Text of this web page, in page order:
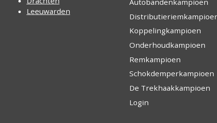
Leeuwarden
Autobandenkampioen
Koppelingkampioen
Onderhoudkampioen
Remkampioen
Schokdemperkampioen
De Trekhaakkampioen
Login